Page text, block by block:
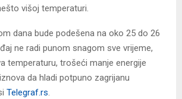
višoj temperaturi.
dana bude podešena na oko 25 do 26
ne radi punom snagom sve vrijeme,
temperaturu, trošeći manje energije
da hladi potpuno zagrijanu
Telegraf.rs.